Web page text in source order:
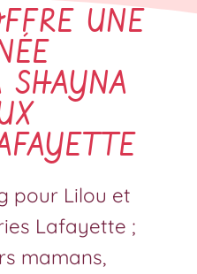
UNE
SHAYNA
pour Lilou et
Lafayette ;
mamans,